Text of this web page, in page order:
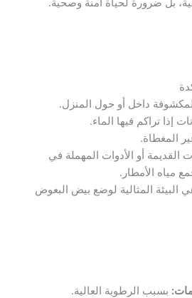
بل ضرورة لحياة آمنة وصحية.
داخل أو حول المنزل.
إذا تراكم فيها الماء.
المغطاة.
القديمة أو الأدوات المهملة في
مياه الأمطار.
هي البيئة المثالية لوضع بيض البعوض
بسبب الرطوبة العالية.